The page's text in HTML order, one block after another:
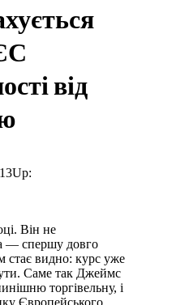
від
Up:
Він не
— спершу довго
стає видно: курс уже
Саме так Джеймс
торгівельну, і